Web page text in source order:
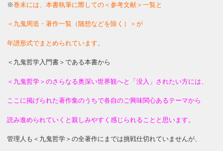
※巻末には、本書執筆に際しての＜参考文献＞一覧と
＜九鬼周造・著作一覧（随想などを除く）＞が
年譜形式でまとめられています。
＜九鬼哲学入門書＞である本書から
＜九鬼哲学＞のさらなる奥深い世界観へと「没入」されたい方には、
ここに掲げられた著作集のうちで各自のご興味関心あるテーマから
読み進められていくと親しみやすく感じられることと思います。
管理人も＜九鬼哲学＞の全著作にまでは挑戦仕切れていませんが、